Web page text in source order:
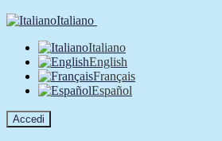
Italiano
Italiano
English
Français
Español
Accedi